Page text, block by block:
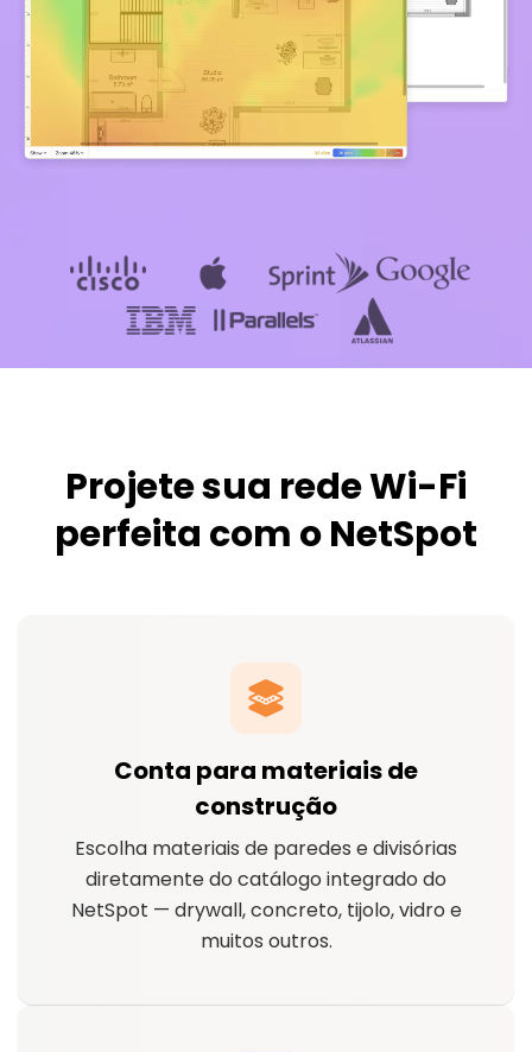
Projete sua rede Wi-Fi
perfeita com o NetSpot
Conta para materiais de
construção
Escolha materiais de paredes e divisórias
diretamente do catálogo integrado do
NetSpot — drywall, concreto, tijolo, vidro e
muitos outros.